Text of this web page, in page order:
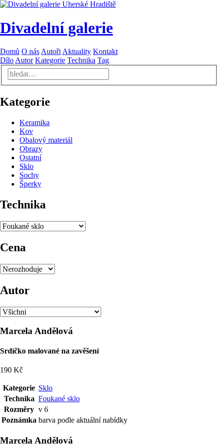
Divadelní galerie
Domů O nás Autoři Aktuality Kontakt
Dílo Autor Kategorie Technika Tag
Kategorie
Keramika
Kov
Obalový materiál
Obrazy
Ostatní
Sklo
Sochy
Šperky
Technika
Cena
Autor
Marcela Andělová
Srdíčko malované na zavěšení
190 Kč
Kategorie Sklo
Technika Foukané sklo
Rozměry v 6
Poznámka barva podle aktuální nabídky
Marcela Andělová